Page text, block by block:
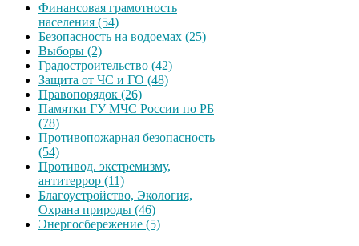
Финансовая грамотность
населения (54)
Безопасность на водоемах (25)
Выборы (2)
Градостроительство (42)
Защита от ЧС и ГО (48)
Правопорядок (26)
Памятки ГУ МЧС России по РБ
(78)
Противопожарная безопасность
(54)
Противод. экстремизму,
антитеррор (11)
Благоустройство, Экология,
Охрана природы (46)
Энергосбережение (5)